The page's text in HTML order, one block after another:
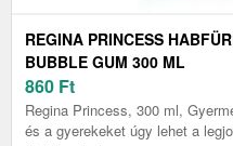
REGINA PRINCESS
BUBBLE GUM 300 ML
860 Ft
Regina Princess, 300 ml,
és a gyerekeket úgy lehet a